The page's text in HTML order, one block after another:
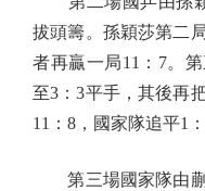
拔頭籌。孫穎莎第二
者再贏一局11：7。
至3：3平手，其後再
11：8，國家隊追平1：
第三場國家隊由蒯